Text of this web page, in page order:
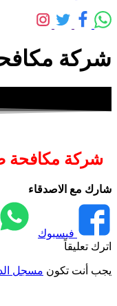
شركة مكافحة
شركة مكافحة
شارك مع الاصدقاء
فيسبوك
اترك تعليقاً
يجب أنت تكون مسجل